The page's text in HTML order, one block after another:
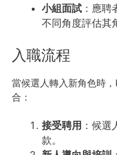
小組面試 ：應
不同角度評估其
入職流程
當候選人轉入新角色時
合：
接受聘用 ：候
款。